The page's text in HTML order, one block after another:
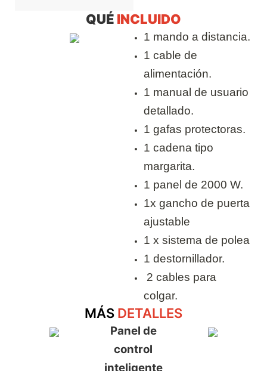
QUÉ INCLUIDO
1 mando a distancia.
1 cable de
alimentación.
1 manual de usuario
detallado.
1 gafas protectoras.
1 cadena tipo
margarita.
1 panel de 2000 W.
1x gancho de puerta
ajustable
1 x sistema de polea
1 destornillador.
2 cables para
colgar.
MÁS DETALLES
Panel de
control
inteligente